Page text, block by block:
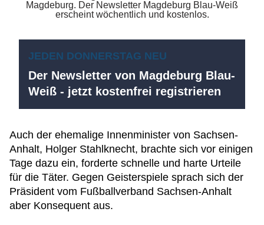
JEDEN DONNERSTAG NEU
Der Newsletter von Magdeburg Blau-
Weiß - jetzt kostenfrei registrieren
Auch der ehemalige Innenminister von Sachsen-
Anhalt, Holger Stahlknecht, brachte sich vor einigen
Tage dazu ein, forderte schnelle und harte Urteile
für die Täter. Gegen Geisterspiele sprach sich der
Präsident vom Fußballverband Sachsen-Anhalt
aber Konsequent aus.